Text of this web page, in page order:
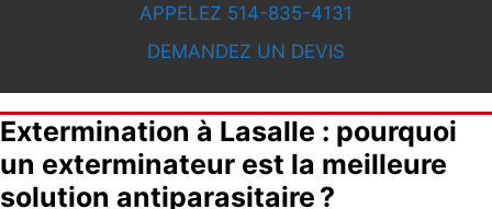
APPELEZ 514-835-4131
DEMANDEZ UN DEVIS
Extermination à Lasalle : pourquoi
un exterminateur est la meilleure
solution antiparasitaire ?